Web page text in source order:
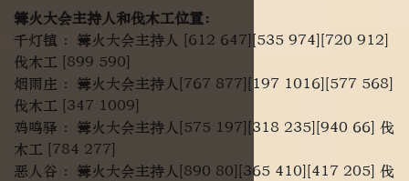
篝火大会主持人和伐木工位置：
千灯镇 ：篝火大会主持人 [612 647][535 974][720 912]
伐木工 [899 590]
烟雨庄 ：篝火大会主持人[767 877][197 1016][577 568]
伐木工 [347 1009]
鸡鸣驿 ：篝火大会主持人[575 197][318 235][940 66] 伐
木工 [784 277]
恶人谷 ：篝火大会主持人[890 80][365 410][417 205] 伐